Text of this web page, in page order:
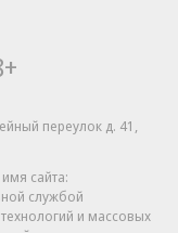
переулок д. 41,
сайта:
службой
и массовых